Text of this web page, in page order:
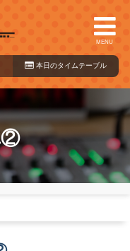
MENU
本日のタイ ムテーブル
②